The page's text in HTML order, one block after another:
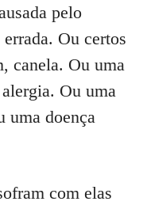
pelo
Ou certos
canela. Ou uma
Ou uma
uma doença
com elas